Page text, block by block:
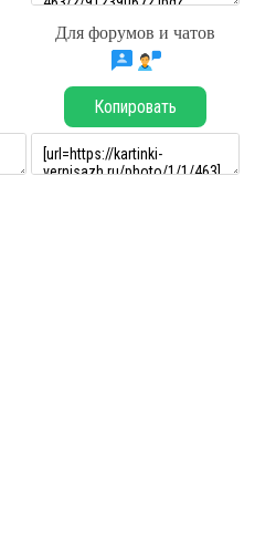
Для форумов и чатов
Копировать